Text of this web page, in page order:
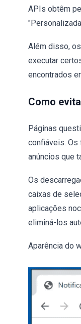
APIs obtêm
Além disso,
executar
encontrados
Como
Páginas
confiáveis.
anúncios que
Os
caixas de
aplicações
eliminá-los
Aparência do